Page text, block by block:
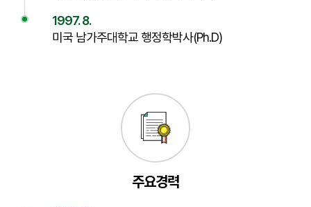
1997. 8.
미국 남가주대학교 행정학박사(Ph.D)
주요경력